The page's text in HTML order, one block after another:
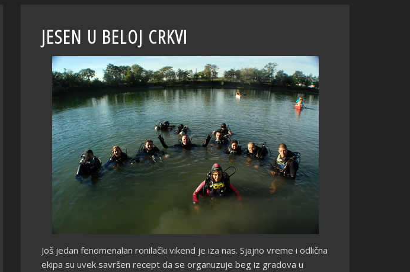
JESEN U BELOJ CRKVI
Još jedan fenomenalan ronilački vikend je iza nas. Sjajno vreme i odlična
ekipa su uvek savršen recept da se organuzuje beg iz gradova u